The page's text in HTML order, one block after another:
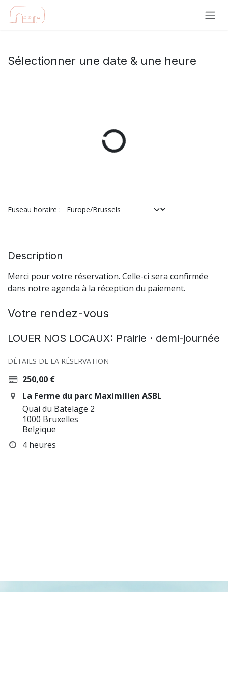
Se rendre au contenu
Sélectionner une date & une heure
Fuseau horaire :
Description
Merci pour votre réservation. Celle-ci sera confirmée
dans notre agenda à la réception du paiement.
Votre rendez-vous
LOUER NOS LOCAUX: Prairie · demi-journée
DÉTAILS DE LA RÉSERVATION
250,00€
La Ferme du parc Maximilien ASBL
Quai du Batelage 2
1000 Bruxelles
Belgique
4 heures